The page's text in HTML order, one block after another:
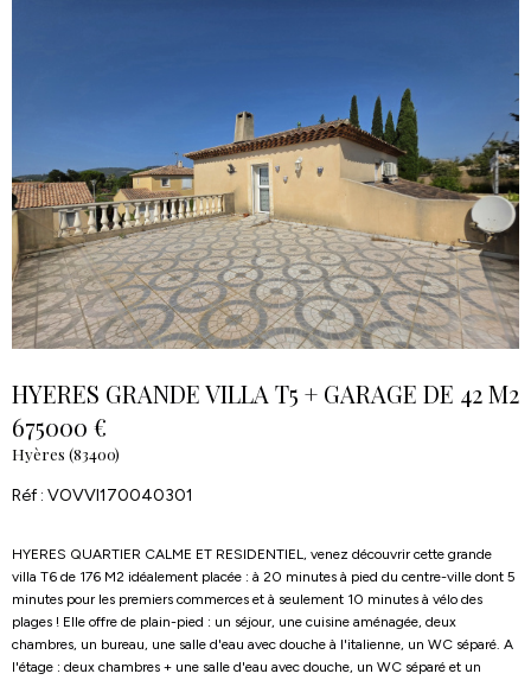
HYERES GRANDE VILLA T5 + GARAGE DE 42 M2
675000 €
Hyères (83400)
Réf : VOVVI170040301
HYERES QUARTIER CALME ET RESIDENTIEL, venez découvrir cette grande
villa T6 de 176 M2 idéalement placée : à 20 minutes à pied du centre-ville dont 5
minutes pour les premiers commerces et à seulement 10 minutes à vélo des
plages ! Elle offre de plain-pied : un séjour, une cuisine aménagée, deux
chambres, un bureau, une salle d'eau avec douche à l'italienne, un WC séparé. A
l'étage : deux chambres + une salle d'eau avec douche, un WC séparé et un